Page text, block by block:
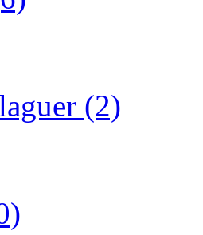
(2)